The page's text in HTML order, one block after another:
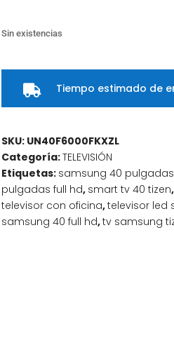
Sin existencias
 Tiempo estimado de
SKU: UN40F6000FKXZL
Categoría:TELEVISIÓN
Etiquetas: samsung 40 pulgadas
pulgadas full hd, smart tv 40 tizen
televisor con oficina,televisor led
samsung 40 full hd,tv samsung